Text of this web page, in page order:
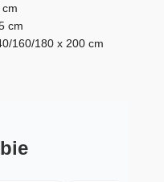
cm
160/180 x 200 cm